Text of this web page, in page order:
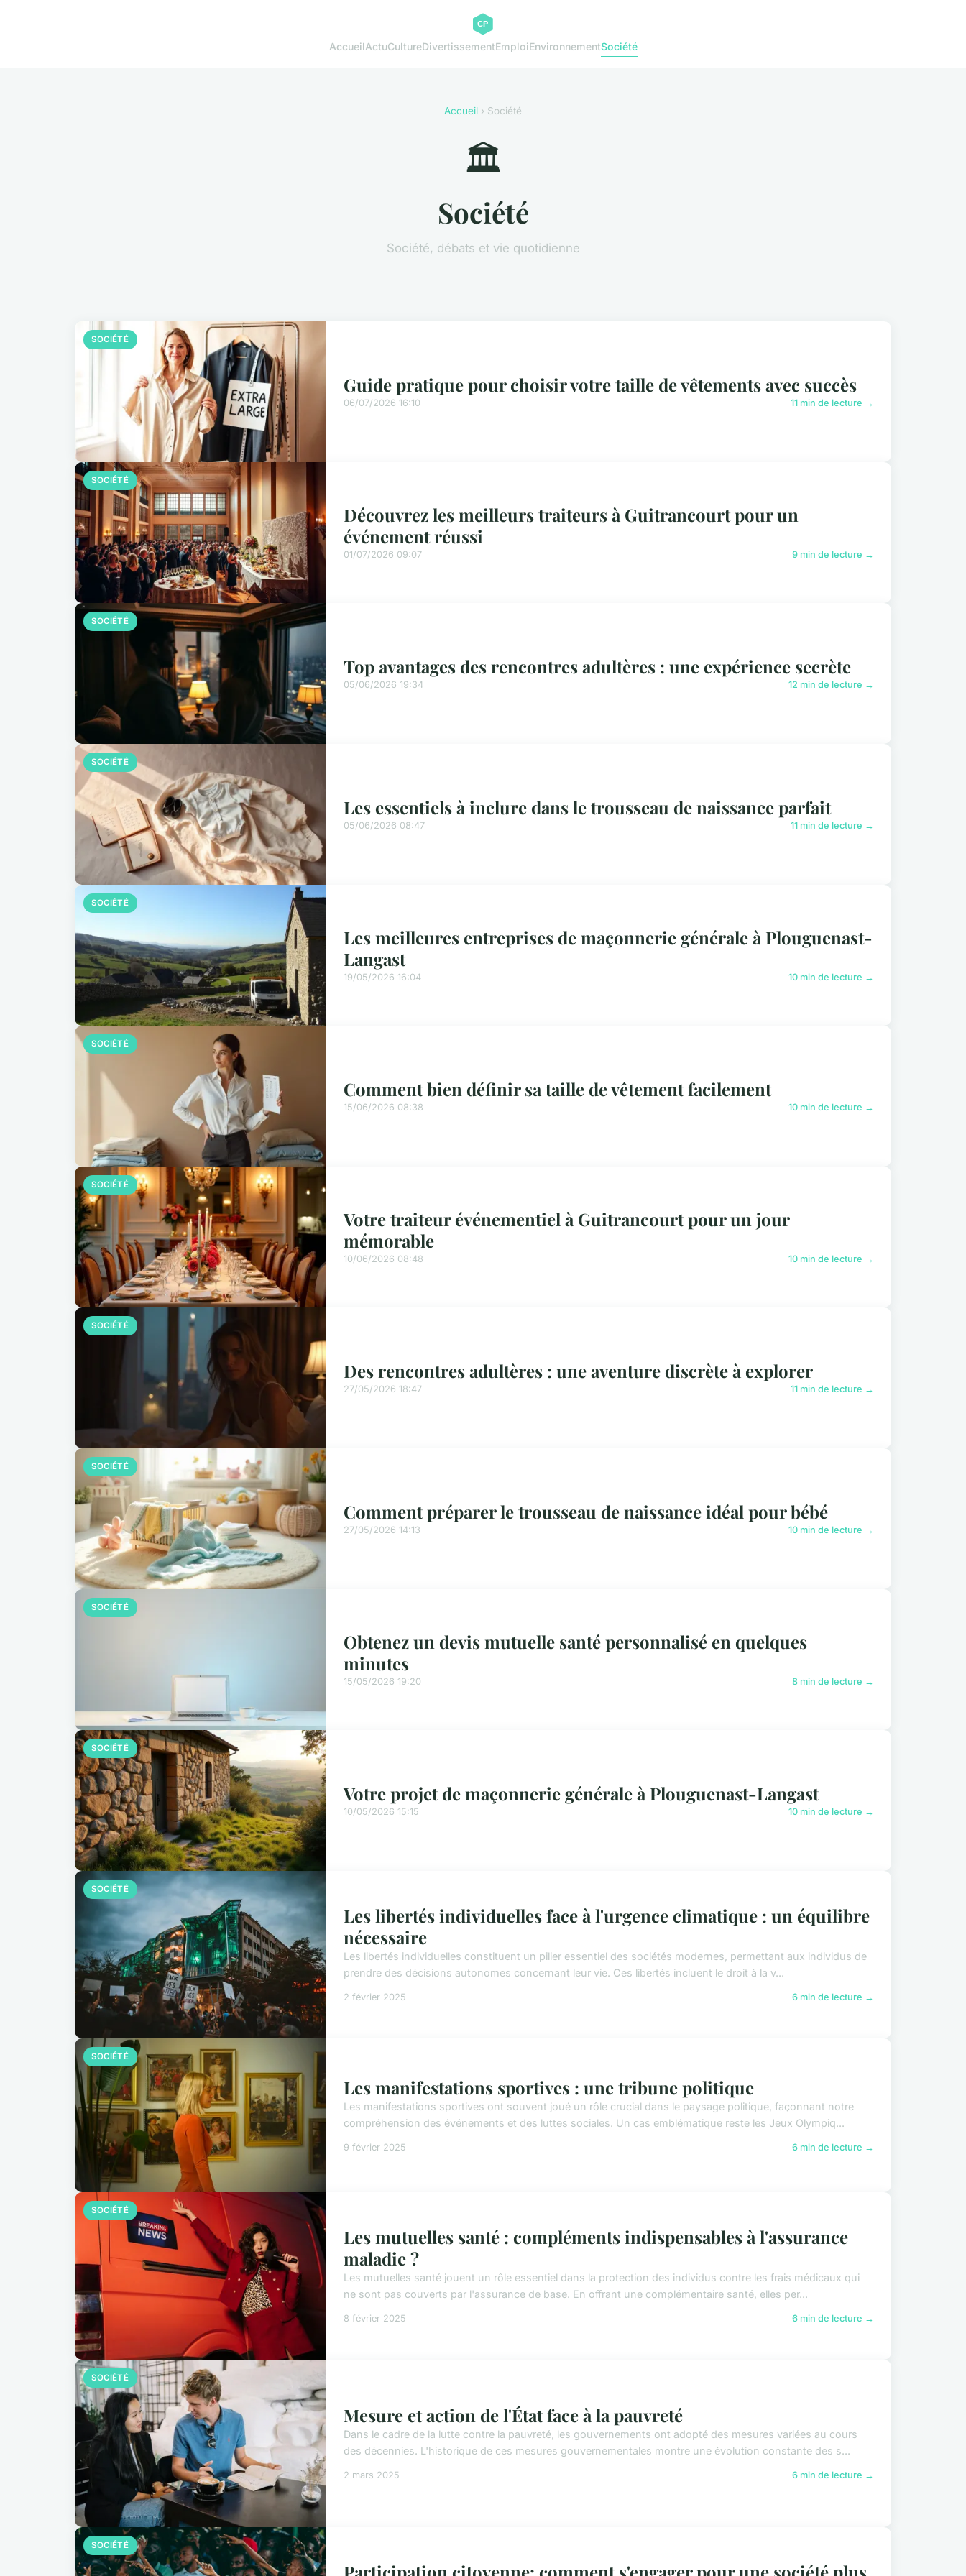
AccueilActuCultureDivertissementEmploiEnvironnementSociété
Accueil › Société
🏛️
Société
Société, débats et vie quotidienne
SOCIÉTÉ
Guide pratique pour choisir votre taille de vêtements avec succès
06/07/2026 16:10 11 min de lecture →
SOCIÉTÉ
Découvrez les meilleurs traiteurs à Guitrancourt pour un
événement réussi
01/07/2026 09:07 9 min de lecture →
SOCIÉTÉ
Top avantages des rencontres adultères : une expérience secrète
05/06/2026 19:34 12 min de lecture →
SOCIÉTÉ
Les essentiels à inclure dans le trousseau de naissance parfait
05/06/2026 08:47 11 min de lecture →
SOCIÉTÉ
Les meilleures entreprises de maçonnerie générale à Plouguenast-
Langast
19/05/2026 16:04 10 min de lecture →
SOCIÉTÉ
Comment bien définir sa taille de vêtement facilement
15/06/2026 08:38 10 min de lecture →
SOCIÉTÉ
Votre traiteur événementiel à Guitrancourt pour un jour
mémorable
10/06/2026 08:48 10 min de lecture →
SOCIÉTÉ
Des rencontres adultères : une aventure discrète à explorer
27/05/2026 18:47 11 min de lecture →
SOCIÉTÉ
Comment préparer le trousseau de naissance idéal pour bébé
27/05/2026 14:13 10 min de lecture →
SOCIÉTÉ
Obtenez un devis mutuelle santé personnalisé en quelques
minutes
15/05/2026 19:20 8 min de lecture →
SOCIÉTÉ
Votre projet de maçonnerie générale à Plouguenast-Langast
10/05/2026 15:15 10 min de lecture →
SOCIÉTÉ
Les libertés individuelles face à l'urgence climatique : un équilibre
nécessaire
Les libertés individuelles constituent un pilier essentiel des sociétés modernes, permettant aux individus de
prendre des décisions autonomes concernant leur vie. Ces libertés incluent le droit à la v...
2 février 2025 6 min de lecture →
SOCIÉTÉ
Les manifestations sportives : une tribune politique
Les manifestations sportives ont souvent joué un rôle crucial dans le paysage politique, façonnant notre
compréhension des événements et des luttes sociales. Un cas emblématique reste les Jeux Olympiq...
9 février 2025 6 min de lecture →
SOCIÉTÉ
Les mutuelles santé : compléments indispensables à l'assurance
maladie ?
Les mutuelles santé jouent un rôle essentiel dans la protection des individus contre les frais médicaux qui
ne sont pas couverts par l'assurance de base. En offrant une complémentaire santé, elles per...
8 février 2025 6 min de lecture →
SOCIÉTÉ
Mesure et action de l'État face à la pauvreté
Dans le cadre de la lutte contre la pauvreté, les gouvernements ont adopté des mesures variées au cours
des décennies. L'historique de ces mesures gouvernementales montre une évolution constante des s...
2 mars 2025 6 min de lecture →
SOCIÉTÉ